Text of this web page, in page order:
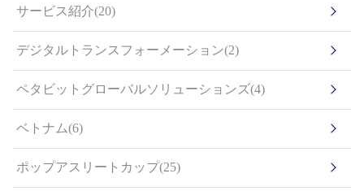
サービス紹介(20)
デジタルトランスフォーメーション(2)
ペタビットグローバルソリューションズ(4)
ベトナム(6)
ポップアスリートカップ(25)